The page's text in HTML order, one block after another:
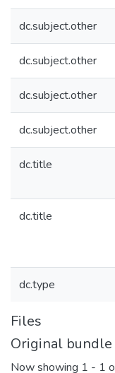
dc.subject.other
dc.subject.other
dc.subject.other
dc.subject.other
dc.title
dc.title
dc.type
Files
Original bundle
Now showing 1 - 1